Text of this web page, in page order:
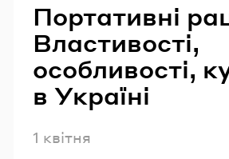
Портативні
Властивості,
особливості,
в Україні
Опубліковано
1 квітня